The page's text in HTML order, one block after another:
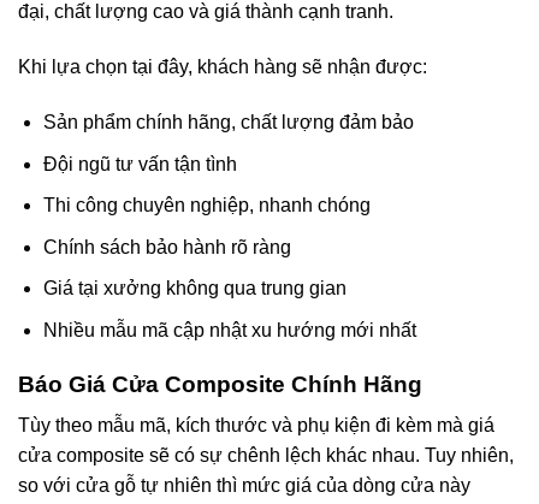
đại, chất lượng cao và giá thành cạnh tranh.
Khi lựa chọn tại đây, khách hàng sẽ nhận được:
Sản phẩm chính hãng, chất lượng đảm bảo
Đội ngũ tư vấn tận tình
Thi công chuyên nghiệp, nhanh chóng
Chính sách bảo hành rõ ràng
Giá tại xưởng không qua trung gian
Nhiều mẫu mã cập nhật xu hướng mới nhất
Báo Giá Cửa Composite Chính Hãng
Tùy theo mẫu mã, kích thước và phụ kiện đi kèm mà giá
cửa composite sẽ có sự chênh lệch khác nhau. Tuy nhiên,
so với cửa gỗ tự nhiên thì mức giá của dòng cửa này